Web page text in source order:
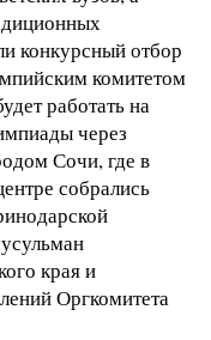
конкурсный отбор
комитетом
работать на
через
Сочи, где в
собрались
края и
Оргкомитета